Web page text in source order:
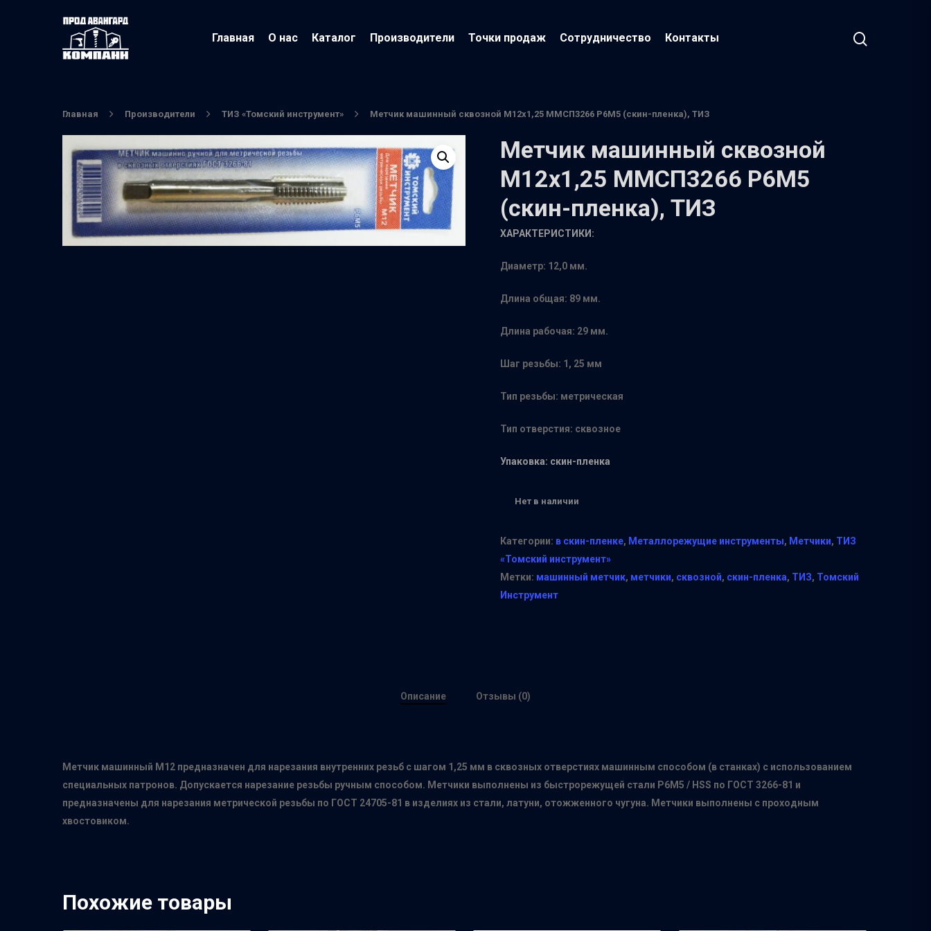
Главная О нас Каталог Производители Точки продаж Сотрудничество Контакты
Главная Производители ТИЗ «Томский инструмент» Метчик машинный сквозной М12х1,25 ММСП3266 Р6М5 (скин-пленка), ТИЗ
Метчик машинный сквозной
М12х1,25 ММСП3266 Р6М5
(скин-пленка), ТИЗ
ХАРАКТЕРИСТИКИ:
Диаметр: 12,0 мм.
Длина общая: 89 мм.
Длина рабочая: 29 мм.
Шаг резьбы: 1, 25 мм
Тип резьбы: метрическая
Тип отверстия: сквозное
Упаковка: скин-пленка
Нет в наличии
Категории: в скин-пленке, Металлорежущие инструменты, Метчики, ТИЗ
«Томский инструмент»
Метки: машинный метчик, метчики, сквозной, скин-пленка, ТИЗ, Томский
Инструмент
Описание Отзывы (0)
Метчик машинный М12 предназначен для нарезания внутренних резьб с шагом 1,25 мм в сквозных отверстиях машинным способом (в станках) с использованием
специальных патронов. Допускается нарезание резьбы ручным способом. Метчики выполнены из быстрорежущей стали Р6М5 / HSS по ГОСТ 3266-81 и
предназначены для нарезания метрической резьбы по ГОСТ 24705-81 в изделиях из стали, латуни, отожженного чугуна. Метчики выполнены с проходным
хвостовиком.
Похожие товары